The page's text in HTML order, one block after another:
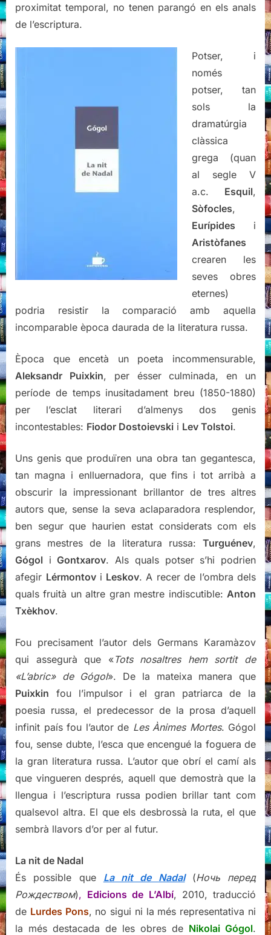
proximitat temporal, no tenen parangó en els anals
de l’escriptura.
Potser, i
només
potser, tan
sols la
dramatúrgia
clàssica
grega (quan
al segle V
a.c. Esquil,
Sòfocles,
Eurípides i
Aristòfanes
crearen les
seves obres
eternes)
podria resistir la comparació amb aquella
incomparable època daurada de la literatura russa.
Època que encetà un poeta incommensurable,
Aleksandr Puixkin, per ésser culminada, en un
període de temps inusitadament breu (1850-1880)
per l’esclat literari d’almenys dos genis
incontestables: Fiodor Dostoievski i Lev Tolstoi.
Uns genis que produïren una obra tan gegantesca,
tan magna i enlluernadora, que fins i tot arribà a
obscurir la impressionant brillantor de tres altres
autors que, sense la seva aclaparadora resplendor,
ben segur que haurien estat considerats com els
grans mestres de la literatura russa: Turguénev,
Gógol iGontxarov. Als quals potser s’hi podrien
afegir Lérmontovi Leskov. A recer de l’ombra dels
quals fruità un altre gran mestre indiscutible: Anton
Txèkhov.
Fou precisament l’autor dels Germans Karamàzov
qui assegurà que «Tots nosaltres hem sortit de
«L’abric» de Gógol». De la mateixa manera que
Puixkin fou l’impulsor i el gran patriarca de la
poesia russa, el predecessor de la prosa d’aquell
infinit país fou l’autor de Les Ànimes Mortes. Gógol
fou, sense dubte, l’esca que encengué la foguera de
la gran literatura russa. L’autor que obrí el camí als
que vingueren després, aquell que demostrà que la
llengua i l’escriptura russa podien brillar tant com
qualsevol altra. El que els desbrossà la ruta, el que
sembrà llavors d’or per al futur.
La nit de Nadal
És possible que La nit de Nadal(Ночь перед
Рождеством), Edicions de L’Albí, 2010, traducció
de Lurdes Pons, no sigui ni la més representativa ni
la més destacada de les obres de Nikolai Gógol.